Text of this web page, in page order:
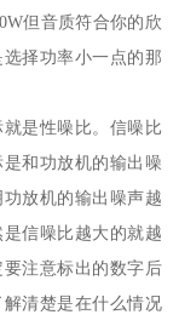
但音质符合你的欣
择功率小一点的那
是性噪比。信噪比
和功放机的输出噪
放机的输出噪声越
信噪比越大的就越
注意标出的数字后
清楚是在什么情况